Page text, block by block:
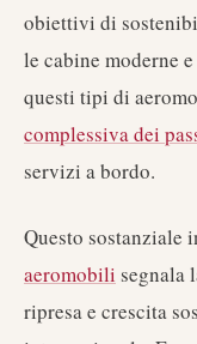
obiettivi di
le cabine moderne
questi tipi di
complessiva dei
servizi a bordo.
Questo sostanziale
aeromobili segnala
ripresa e crescita